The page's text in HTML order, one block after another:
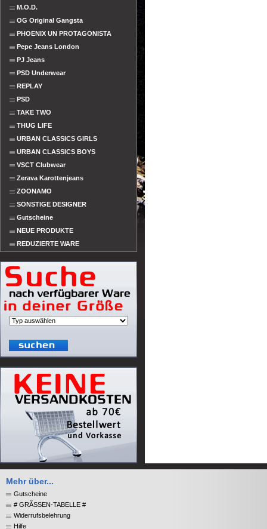
M.O.D.
OG Original Gangsta
PHOENIX UN PROTAGONISTA
Pepe Jeans London
PJ Jeans
PSD Underwear
REPLAY
PSD
TAKE TWO
THUG LIFE
URBAN CLASSICS GIRLS
URBAN CLASSICS BOYS
VSCT Clubwear
Zerava Karottenjeans
ZOONAMO
SONSTIGE DESIGNER
Gutscheine
NEUE PRODUKTE
REDUZIERTE WARE
Mehr über...
Gutscheine
# GRÃSSEN-TABELLE #
Widerrufsbelehrung
Hilfe